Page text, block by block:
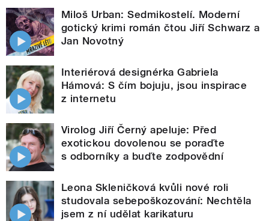
Miloš Urban: Sedmikostelí. Moderní
gotický krimi román čtou Jiří Schwarz a
Jan Novotný
Interiérová designérka Gabriela
Hámová: S čím bojuju, jsou inspirace
z internetu
Virolog Jiří Černý apeluje: Před
exotickou dovolenou se poraďte
s odborníky a buďte zodpovědní
Leona Skleničková kvůli nové roli
studovala sebepoškozování: Nechtěla
jsem z ní udělat karikaturu